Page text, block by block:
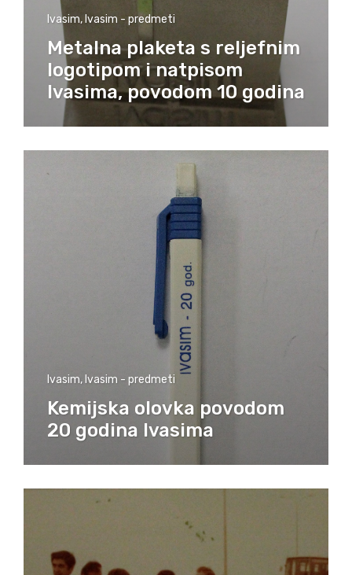
Ivasim, Ivasim - predmeti
Metalna plaketa s reljefnim
logotipom i natpisom
Ivasima, povodom 10 godina
Ivasim, Ivasim - predmeti
Kemijska olovka povodom
20 godina Ivasima